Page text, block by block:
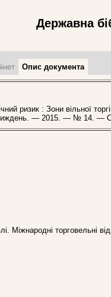
Державна
Опис документа
ризик : Зони вільної
тиждень. — 2015. — № 14. —
Міжнародні торговельні